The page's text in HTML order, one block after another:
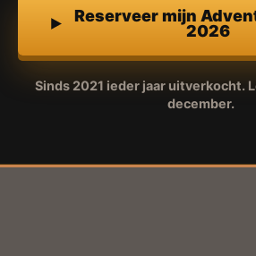
Reserveer mijn
2026
Sinds 2021 ieder jaar uitverkocht.
december.